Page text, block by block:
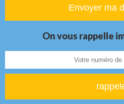
On vous rappelle